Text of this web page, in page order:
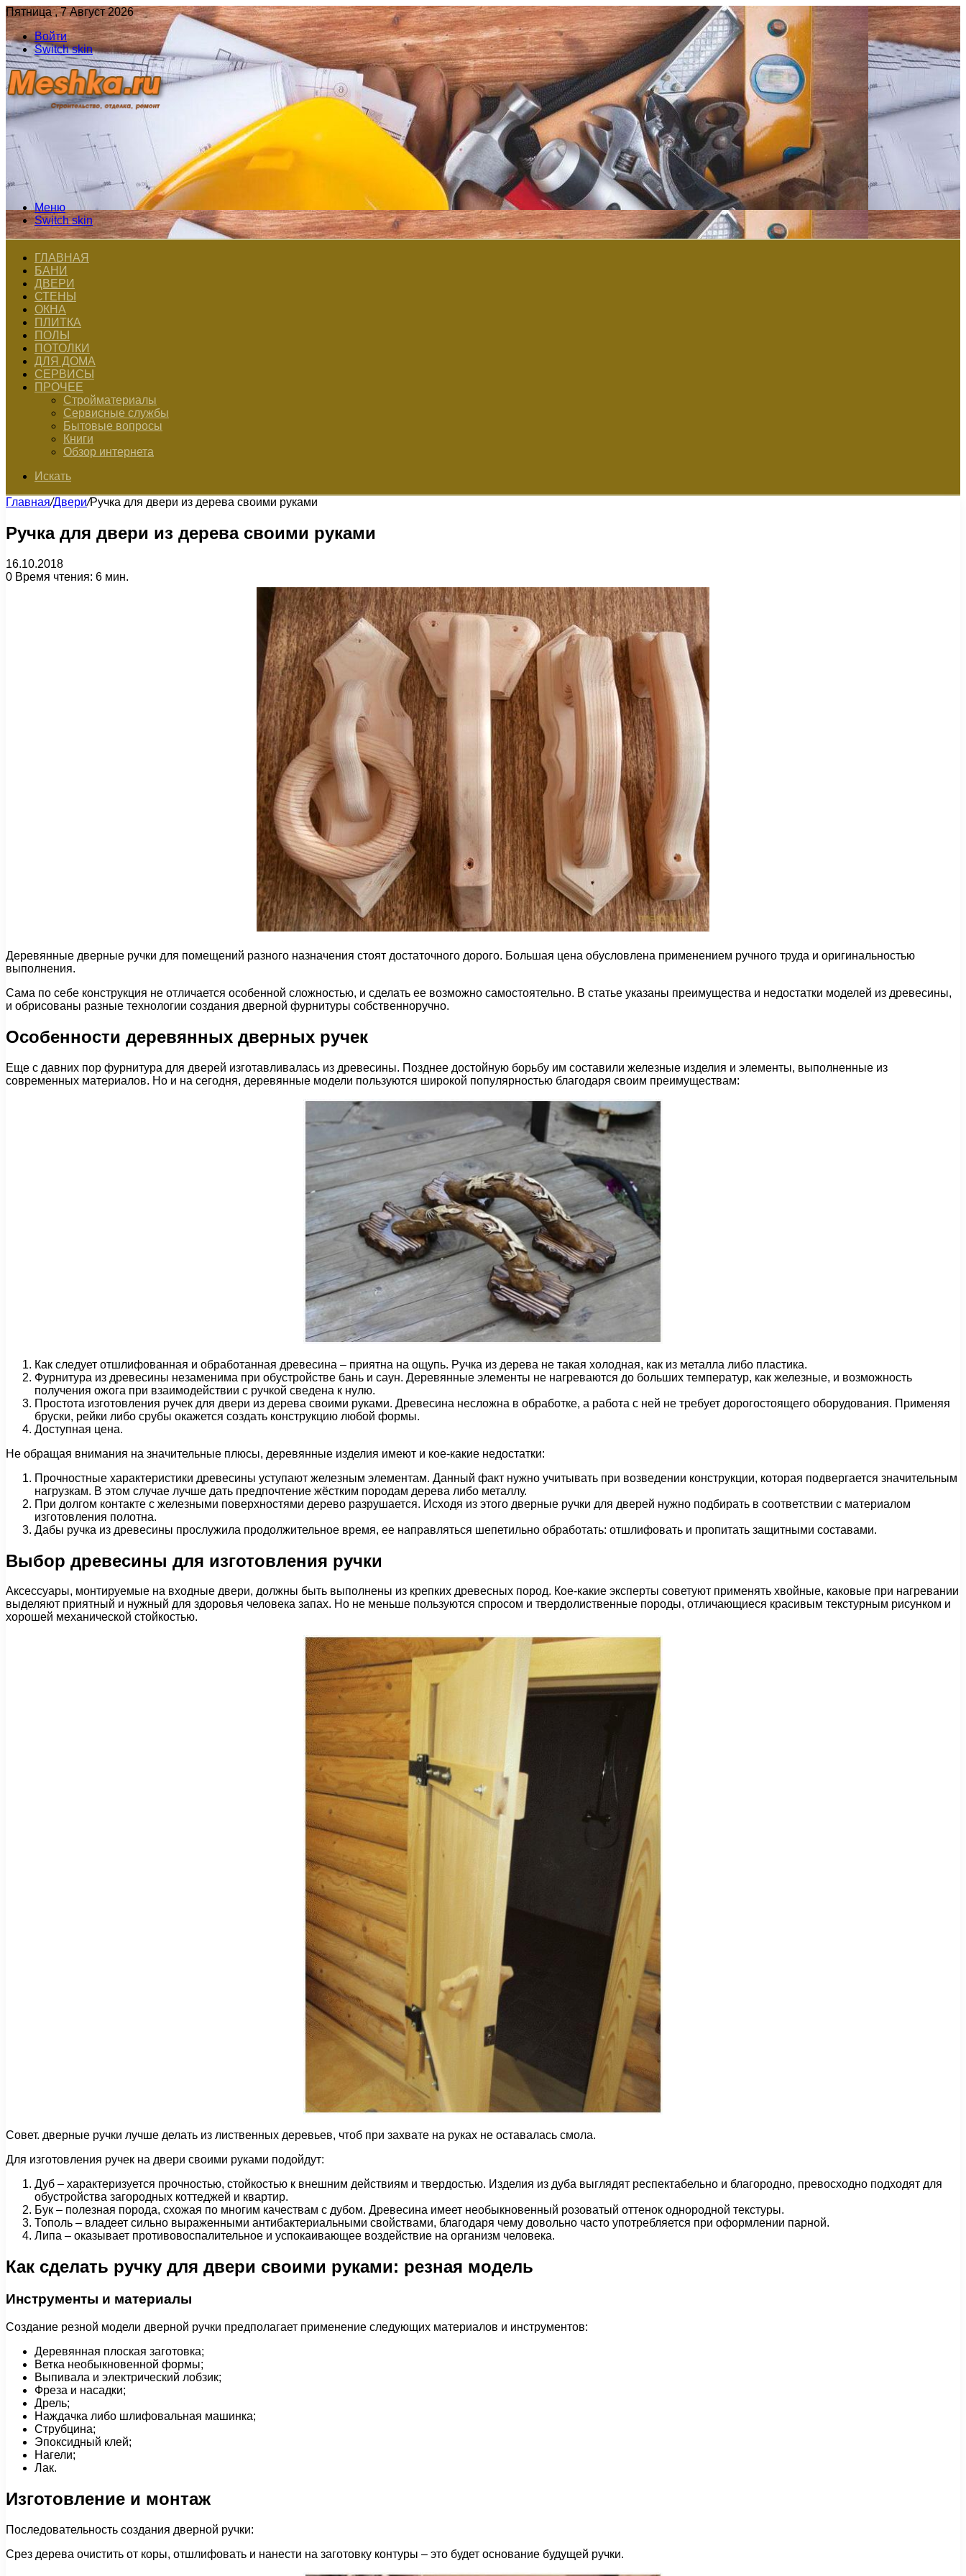
Пятница , 7 Август 2026
Войти
Switch skin
Меню
Switch skin
ГЛАВНАЯ
БАНИ
ДВЕРИ
СТЕНЫ
ОКНА
ПЛИТКА
ПОЛЫ
ПОТОЛКИ
ДЛЯ ДОМА
СЕРВИСЫ
ПРОЧЕЕ
Стройматериалы
Сервисные службы
Бытовые вопросы
Книги
Обзор интернета
Искать
Главная/Двери/Ручка для двери из дерева своими руками
Ручка для двери из дерева своими руками
16.10.2018
0 Время чтения: 6 мин.
Деревянные дверные ручки для помещений разного назначения стоят достаточного дорого. Большая цена обусловлена применением ручного труда и оригинальностью
выполнения.
Сама по себе конструкция не отличается особенной сложностью, и сделать ее возможно самостоятельно. В статье указаны преимущества и недостатки моделей из древесины,
и обрисованы разные технологии создания дверной фурнитуры собственноручно.
Особенности деревянных дверных ручек
Еще с давних пор фурнитура для дверей изготавливалась из древесины. Позднее достойную борьбу им составили железные изделия и элементы, выполненные из
современных материалов. Но и на сегодня, деревянные модели пользуются широкой популярностью благодаря своим преимуществам:
Как следует отшлифованная и обработанная древесина – приятна на ощупь. Ручка из дерева не такая холодная, как из металла либо пластика.
Фурнитура из древесины незаменима при обустройстве бань и саун. Деревянные элементы не нагреваются до больших температур, как железные, и возможность
получения ожога при взаимодействии с ручкой сведена к нулю.
Простота изготовления ручек для двери из дерева своими руками. Древесина несложна в обработке, а работа с ней не требует дорогостоящего оборудования. Применяя
бруски, рейки либо срубы окажется создать конструкцию любой формы.
Доступная цена.
Не обращая внимания на значительные плюсы, деревянные изделия имеют и кое-какие недостатки:
Прочностные характеристики древесины уступают железным элементам. Данный факт нужно учитывать при возведении конструкции, которая подвергается значительным
нагрузкам. В этом случае лучше дать предпочтение жёстким породам дерева либо металлу.
При долгом контакте с железными поверхностями дерево разрушается. Исходя из этого дверные ручки для дверей нужно подбирать в соответствии с материалом
изготовления полотна.
Дабы ручка из древесины прослужила продолжительное время, ее направляться шепетильно обработать: отшлифовать и пропитать защитными составами.
Выбор древесины для изготовления ручки
Аксессуары, монтируемые на входные двери, должны быть выполнены из крепких древесных пород. Кое-какие эксперты советуют применять хвойные, каковые при нагревании
выделяют приятный и нужный для здоровья человека запах. Но не меньше пользуются спросом и твердолиственные породы, отличающиеся красивым текстурным рисунком и
хорошей механической стойкостью.
Совет. дверные ручки лучше делать из лиственных деревьев, чтоб при захвате на руках не оставалась смола.
Для изготовления ручек на двери своими руками подойдут:
Дуб – характеризуется прочностью, стойкостью к внешним действиям и твердостью. Изделия из дуба выглядят респектабельно и благородно, превосходно подходят для
обустройства загородных коттеджей и квартир.
Бук – полезная порода, схожая по многим качествам с дубом. Древесина имеет необыкновенный розоватый оттенок однородной текстуры.
Тополь – владеет сильно выраженными антибактериальными свойствами, благодаря чему довольно часто употребляется при оформлении парной.
Липа – оказывает противовоспалительное и успокаивающее воздействие на организм человека.
Как сделать ручку для двери своими руками: резная модель
Инструменты и материалы
Создание резной модели дверной ручки предполагает применение следующих материалов и инструментов:
Деревянная плоская заготовка;
Ветка необыкновенной формы;
Выпивала и электрический лобзик;
Фреза и насадки;
Дрель;
Наждачка либо шлифовальная машинка;
Струбцина;
Эпоксидный клей;
Нагели;
Лак.
Изготовление и монтаж
Последовательность создания дверной ручки:
Срез дерева очистить от коры, отшлифовать и нанести на заготовку контуры – это будет основание будущей ручки.